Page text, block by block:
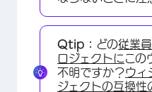
Qtip： どの従業
ロジェクトに この
不明ですか？ウィ
ジェクトの互換性